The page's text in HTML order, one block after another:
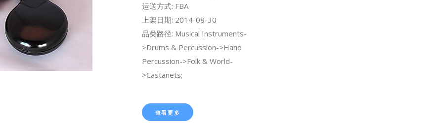
运送方式: FBA
上架日期: 2014-08-30
品类路径: Musical Instruments-
>Drums & Percussion->Hand
Percussion->Folk & World-
>Castanets;
查看更多